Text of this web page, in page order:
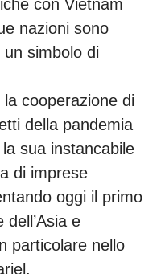
con Vietnam
nazioni sono
simbolo di
cooperazione di
della pandemia
sua instancabile
di imprese
oggi il primo
e
particolare nello